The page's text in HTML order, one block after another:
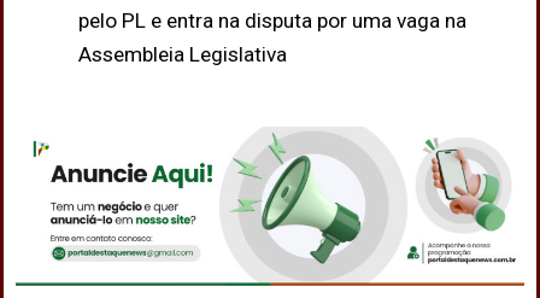
pelo PL e entra na disputa por uma vaga na
Assembleia Legislativa